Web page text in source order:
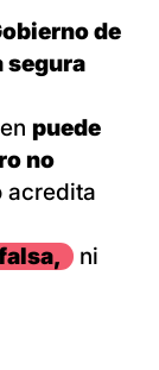
de
segura
puede
no
acredita
ni